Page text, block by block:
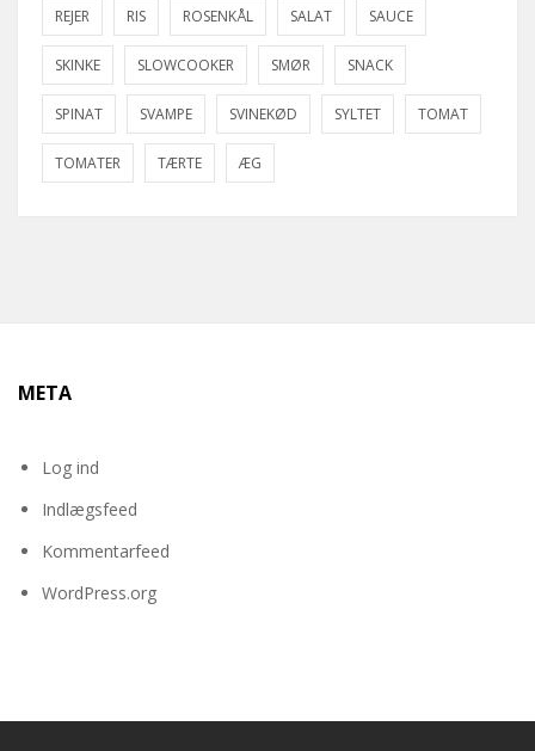
REJER RIS ROSENKÅL SALAT SAUCE
SKINKE SLOWCOOKER SMØR SNACK
SPINAT SVAMPE SVINEKØD SYLTET TOMAT
TOMATER TÆRTE ÆG
META
Log ind
Indlægsfeed
Kommentarfeed
WordPress.org